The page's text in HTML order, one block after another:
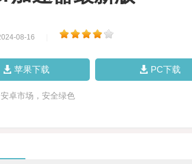
08-16
苹果下载 PC下载
安卓市场，安全绿色